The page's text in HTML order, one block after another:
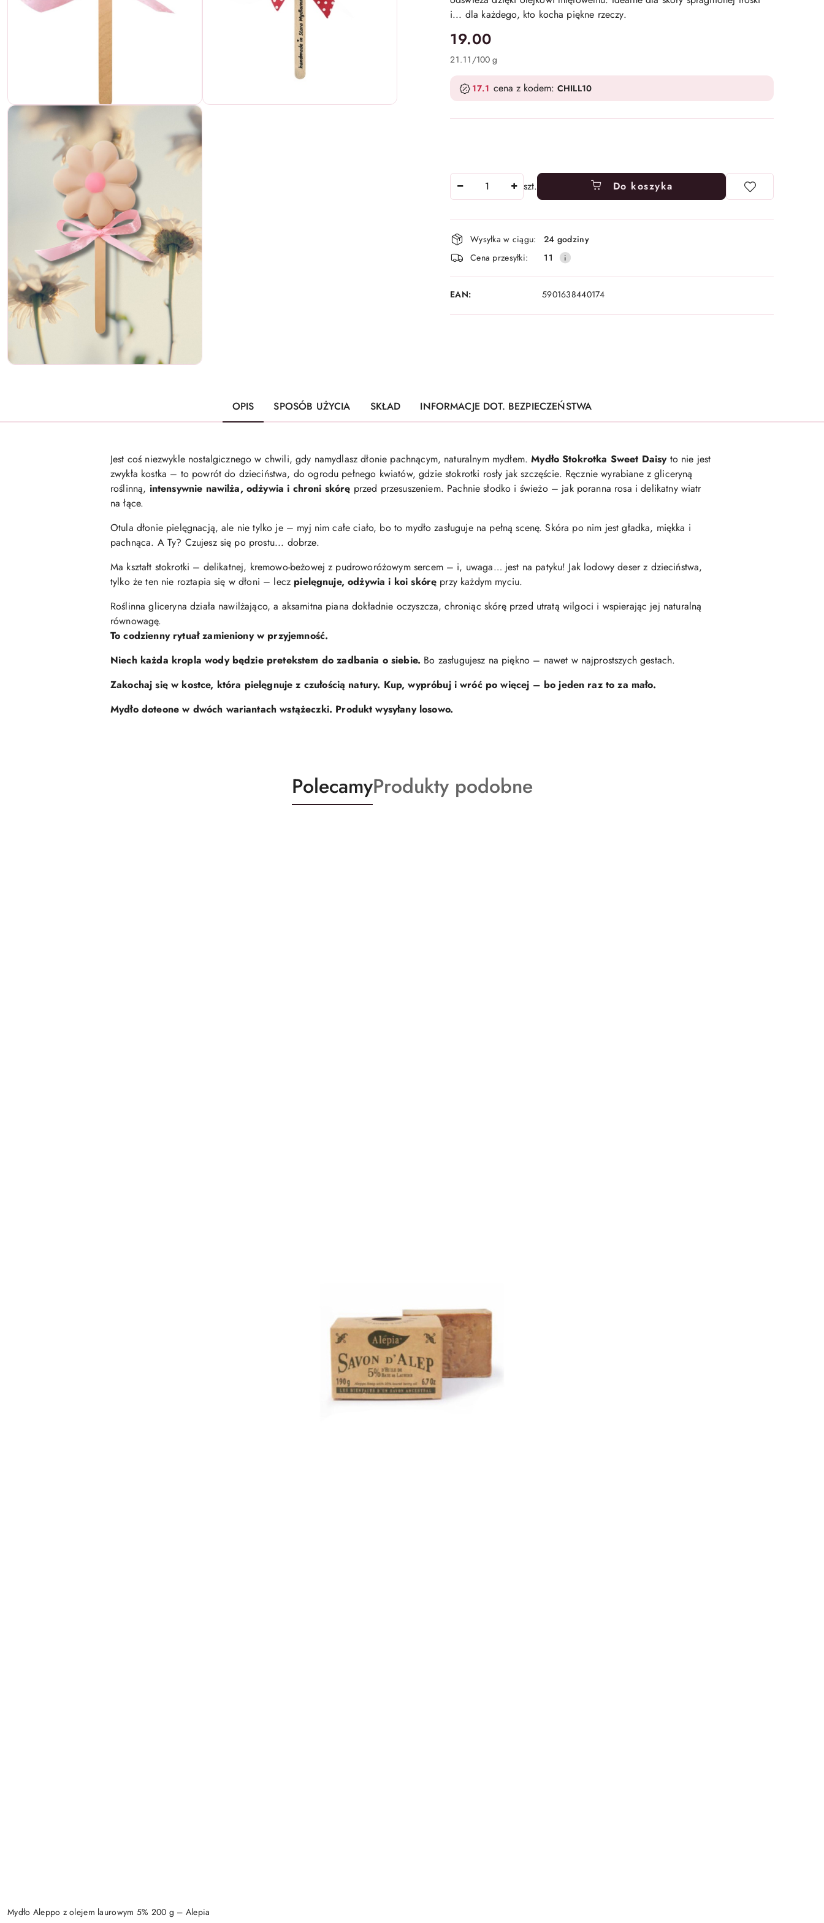
i... dla każdego, kto kocha piękne rzeczy.
cena:
19.00
21.11 /100 g
17.1 cena z kodem: CHILL10
szt. Do koszyka
Dostępność
i
dostawa
Wysyłka w ciągu:
24 godziny
Cena przesyłki:
11
EAN: 5901638440174
OPIS SPOSÓB UŻYCIA SKŁAD INFORMACJE DOT. BEZPIECZEŃSTWA
Jest coś niezwykle nostalgicznego w chwili, gdy namydlasz dłonie pachnącym, naturalnym mydłem.Mydło Stokrotka Sweet Daisyto nie jest
zwykła kostka – to powrót do dzieciństwa, do ogrodu pełnego kwiatów, gdzie stokrotki rosły jak szczęście. Ręcznie wyrabiane z gliceryną
roślinną, intensywnie nawilża, odżywia i chroni skórę przed przesuszeniem. Pachnie słodko i świeżo – jak poranna rosa i delikatny wiatr
na łące.
Otula dłonie pielęgnacją, ale nie tylko je – myj nim całe ciało, bo to mydło zasługuje na pełną scenę. Skóra po nim jest gładka, miękka i
pachnąca. A Ty? Czujesz się po prostu... dobrze.
Ma kształt stokrotki – delikatnej, kremowo-beżowej z pudroworóżowym sercem – i, uwaga… jest na patyku! Jak lodowy deser z dzieciństwa,
tylko że ten nie roztapia się w dłoni – lecz pielęgnuje, odżywia i koi skórę przy każdym myciu.
Roślinna gliceryna działa nawilżająco, a aksamitna piana dokładnie oczyszcza, chroniąc skórę przed utratą wilgoci i wspierając jej naturalną
równowagę.
To codzienny rytuał zamieniony w przyjemność.
Niech każda kropla wody będzie pretekstem do zadbania o siebie. Bo zasługujesz na piękno – nawet w najprostszych gestach.
Zakochaj się w kostce, która pielęgnuje z czułością natury. Kup, wypróbuj i wróć po więcej – bo jeden raz to za mało.
Mydło doteone w dwóch wariantach wstążeczki. Produkt wysyłany losowo.
Produkty
o
PolecamyProdukty
o
Produkty podobne
Mydło Aleppo z olejem laurowym 5% 200 g – Alepia